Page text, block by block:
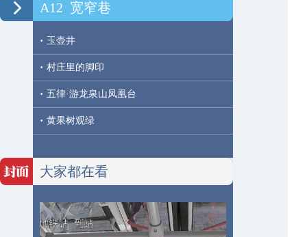
A12 宽窄巷
· 玉壶井
· 村庄里的脚印
· 五律·游龙泉山凤凰台
· 黄果树观绿
大家都在看